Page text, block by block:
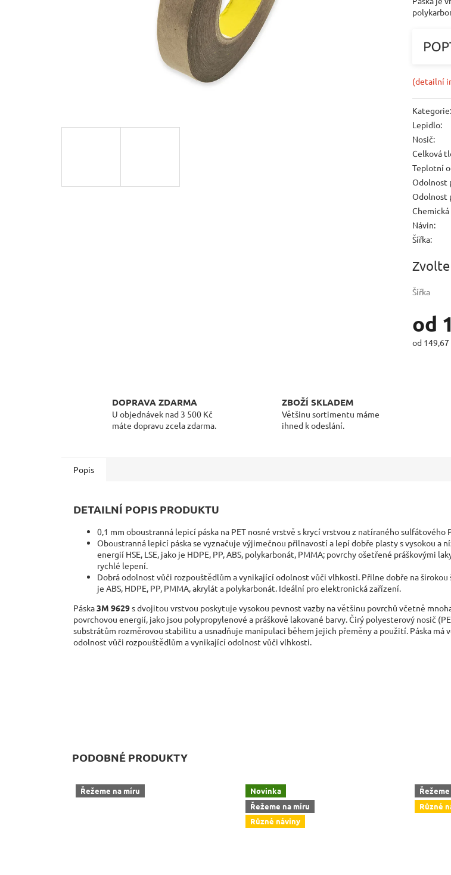
(detailní
Kategorie:
Lepidlo:
Nosič:
Celková
Teplotní
Odolnost
Odolnost
Návin:
Šířka:
Šířka
od
od 149,67
DOPRAVA ZDARMA
U objednávek nad 3 500 Kč
máte dopravu zcela zdarma.
ZBOŽÍ SKLADEM
Většinu sortimentu máme
ihned k odeslání.
Popis
DETAILNÍ POPIS PRODUKTU
0,1 mm oboustranná lepicí páska na PET nosné vrstvě s krycí vrstvou z natíraného sulfátového
Oboustranná lepicí páska se vyznačuje výjimečnou přilnavostí a lepí dobře plasty s vysokou a
energií HSE, LSE, jako je HDPE, PP, ABS, polykarbonát, PMMA; povrchy ošetřené práškovými
rychlé lepení.
Dobrá odolnost vůči rozpouštědlům a vynikající odolnost vůči vlhkosti. Přilne dobře na širokou
je ABS, HDPE, PP, PMMA, akrylát a polykarbonát. Ideální pro elektronická zařízení.
Páska3M 9629s dvojitou vrstvou poskytuje vysokou pevnost vazby na většinu povrchů včetně
povrchovou energií, jako jsou polypropylenové a práškově lakované barvy. Čirý polyesterový nosič
substrátům rozměrovou stabilitu a usnadňuje manipulaci během jejich přeměny a použití. Páska má
odolnost vůči rozpouštědlům a vynikající odolnost vůči vlhkosti.
PODOBNÉ PRODUKTY
Řežeme na míru
Novinka
Řežeme na míru
Různé náviny
Různé